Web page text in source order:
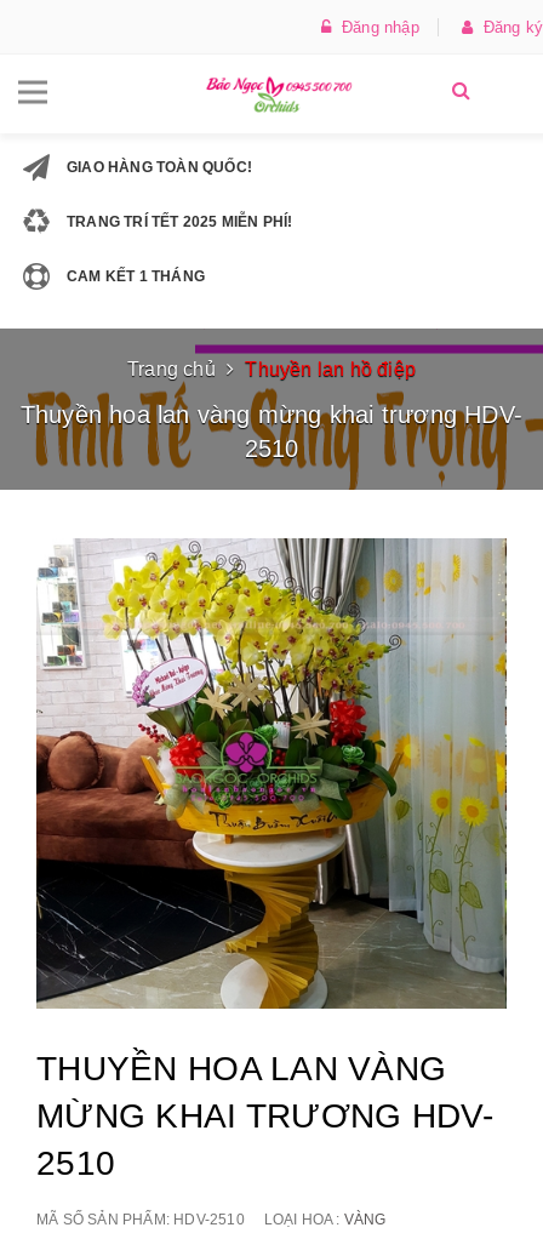
Đăng nhập Đăng ký
GIAO HÀNG TOÀN QUỐC!
TRANG TRÍ TẾT 2025 MIỄN PHÍ!
CAM KẾT 1 THÁNG
Trang chủ Thuyền lan hồ điệp
Thuyền hoa lan vàng mừng khai trương HDV-
2510
THUYỀN HOA LAN VÀNG
MỪNG KHAI TRƯƠNG HDV-
2510
MÃ SỐ SẢN PHẨM: HDV-2510 LOẠI HOA : VÀNG